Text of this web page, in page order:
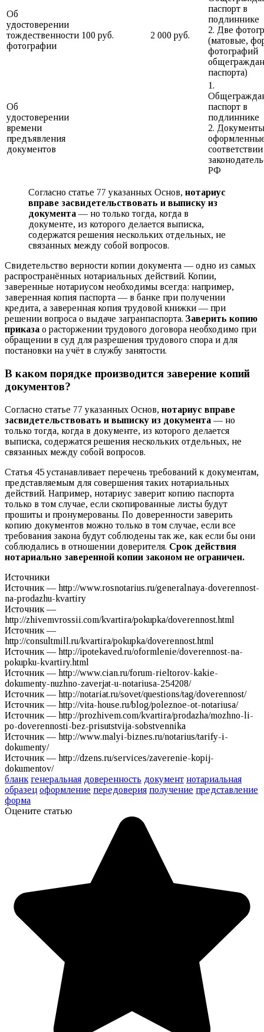
100 руб. 2 000 руб.
Об
удостоверении
тождественности
фотографии
паспорт в
подлиннике
2. Две
(матовые,
фотографий
паспорта)
Об
удостоверении
времени
предъявления
документов
1.
паспорт в
подлиннике
2.
РФ
Согласно статье 77 указанных Основ, нотариус
вправе засвидетельствовать и выписку из
документа — но только тогда, когда в
документе, из которого делается выписка,
содержатся решения нескольких отдельных, не
связанных между собой вопросов.
Свидетельство верности копии документа — одно из самых
распространённых нотариальных действий. Копии,
заверенные нотариусом необходимы всегда: например,
заверенная копия паспорта — в банке при получении
кредита, а заверенная копия трудовой книжки — при
решении вопроса о выдаче загранпаспорта. Заверить копию
приказа о расторжении трудового договора необходимо при
обращении в суд для разрешения трудового спора и для
постановки на учёт в службу занятости.
В каком порядке производится заверение копий
документов?
Согласно статье 77 указанных Основ, нотариус вправе
засвидетельствовать и выписку из документа — но
только тогда, когда в документе, из которого делается
выписка, содержатся решения нескольких отдельных, не
связанных между собой вопросов.
Статья 45 устанавливает перечень требований к документам,
представляемым для совершения таких нотариальных
действий. Например, нотариус заверит копию паспорта
только в том случае, если скопированные листы будут
прошиты и пронумерованы. По доверенности заверить
копию документов можно только в том случае, если все
требования закона будут соблюдены так же, как если бы они
соблюдались в отношении доверителя. Срок действия
нотариально заверенной копии законом не ограничен.
Источники
Источник — http://www.rosnotarius.ru/generalnaya-doverennost-
na-prodazhu-kvartiry
Источник —
http://zhivemvrossii.com/kvartira/pokupka/doverennost.html
Источник —
http://consultmill.ru/kvartira/pokupka/doverennost.html
Источник — http://ipotekaved.ru/oformlenie/doverennost-na-
pokupku-kvartiry.html
Источник — http://www.cian.ru/forum-rieltorov-kakie-
dokumenty-nuzhno-zaverjat-u-notariusa-254208/
Источник — http://notariat.ru/sovet/questions/tag/doverennost/
Источник — http://vita-house.ru/blog/poleznoe-ot-notariusa/
Источник — http://prozhivem.com/kvartira/prodazha/mozhno-li-
po-doverennosti-bez-prisutstvija-sobstvennika
Источник — http://www.malyi-biznes.ru/notarius/tarify-i-
dokumenty/
Источник — http://dzens.ru/services/zaverenie-kopij-
dokumentov/
бланк генеральная доверенность документ нотариальная
образец оформление передоверия получение представление
форма
Оцените статью